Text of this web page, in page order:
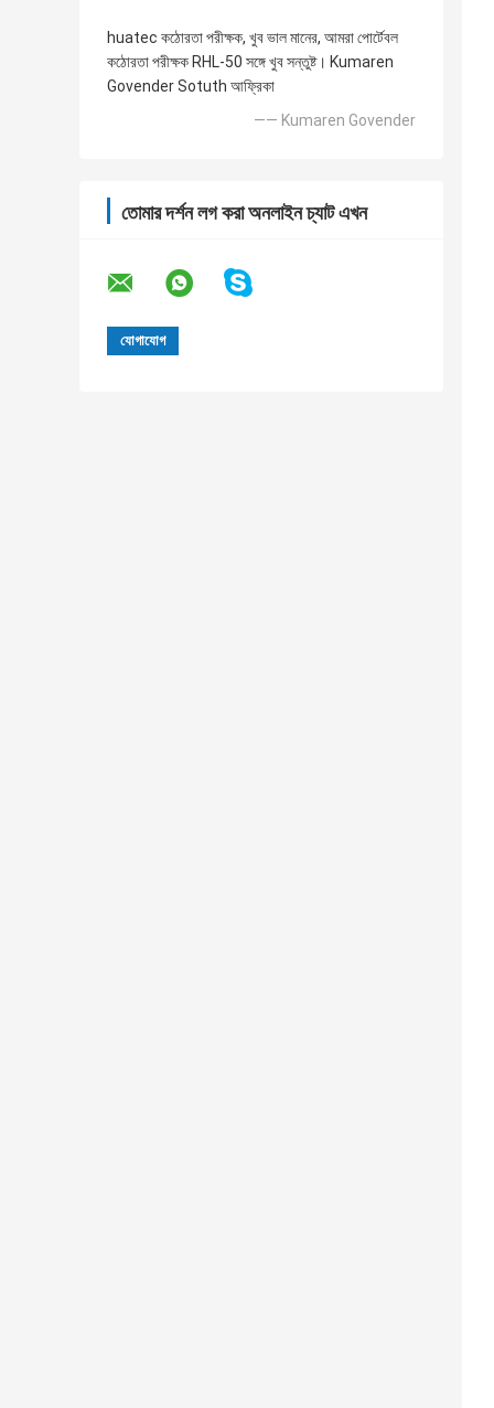
huatec কঠোরতা পরীক্ষক, খুব ভাল মানের, আমরা পোর্টেবল
কঠোরতা পরীক্ষক RHL-50 সঙ্গে খুব সন্তুষ্ট। Kumaren
Govender Sotuth আফ্রিকা
—— Kumaren Govender
তোমার দর্শন লগ করা অনলাইন চ্যাট এখন